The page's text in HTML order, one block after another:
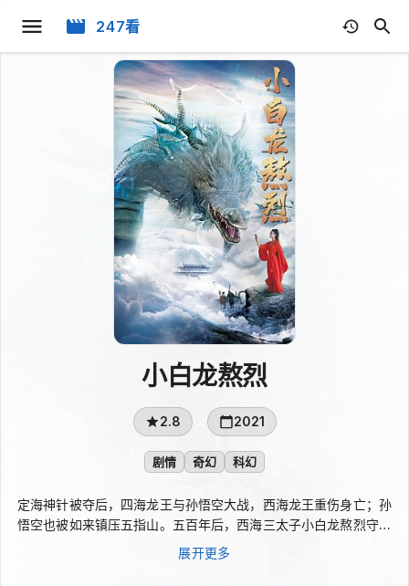
247看
小白龙熬烈
2.8 2021
剧情 奇幻 科幻
定海神针被夺后，四海龙王与孙悟空大战，西海龙王重伤身亡；孙
悟空也被如来镇压五指山。五百年后，西海三太子小白龙熬烈守在
取经必经的盘龙山，等待复仇时机。盘龙山狐妖为保容貌掠夺人
身，盘龙镇女子念慈被小妖劫走，幸得熬烈相救。复仇执念、狐妖
展开更多